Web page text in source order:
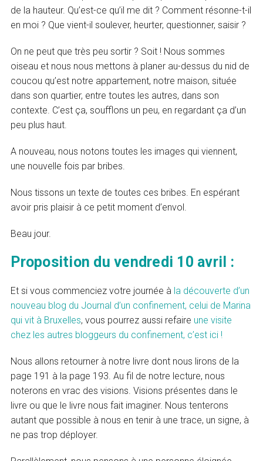
de la hauteur. Qu’est-ce qu’il me dit ? Comment résonne-t-il
en moi ? Que vient-il soulever, heurter, questionner, saisir ?
On ne peut que très peu sortir ? Soit ! Nous sommes
oiseau et nous nous mettons à planer au-dessus du nid de
coucou qu’est notre appartement, notre maison, située
dans son quartier, entre toutes les autres, dans son
contexte. C’est ça, soufflons un peu, en regardant ça d’un
peu plus haut.
A nouveau, nous notons toutes les images qui viennent,
une nouvelle fois par bribes.
Nous tissons un texte de toutes ces bribes. En espérant
avoir pris plaisir à ce petit moment d’envol.
Beau jour.
Proposition du vendredi 10 avril :
Et si vous commenciez votre journée à la découverte d’un
nouveau blog du Journal d’un confinement, celui de Marina
qui vit à Bruxelles, vous pourrez aussi refaire une visite
chez les autres bloggeurs du confinement, c’est ici !
Nous allons retourner à notre livre dont nous lirons de la
page 191 à la page 193. Au fil de notre lecture, nous
noterons en vrac des visions. Visions présentes dans le
livre ou que le livre nous fait imaginer. Nous tenterons
autant que possible à nous en tenir à une trace, un signe, à
ne pas trop déployer.